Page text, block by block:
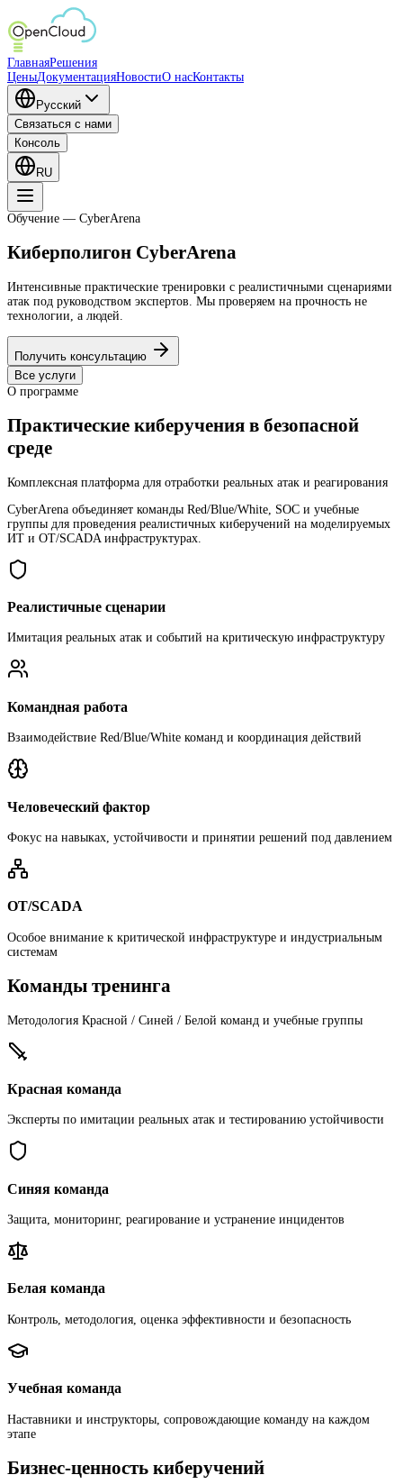
ГлавнаяРешения
ЦеныДокументацияНовостиО насКонтакты
Русский
Связаться с нами
Консоль
RU
Обучение — CyberArena
Киберполигон CyberArena
Интенсивные практические тренировки с реалистичными сценариями
атак под руководством экспертов. Мы проверяем на прочность не
технологии, а людей.
Получить консультацию
Все услуги
О программе
Практические киберучения в безопасной
среде
Комплексная платформа для отработки реальных атак и реагирования
CyberArena объединяет команды Red/Blue/White, SOC и учебные
группы для проведения реалистичных киберучений на моделируемых
ИТ и OT/SCADA инфраструктурах.
Реалистичные сценарии
Имитация реальных атак и событий на критическую инфраструктуру
Командная работа
Взаимодействие Red/Blue/White команд и координация действий
Человеческий фактор
Фокус на навыках, устойчивости и принятии решений под давлением
OT/SCADA
Особое внимание к критической инфраструктуре и индустриальным
системам
Команды тренинга
Методология Красной / Синей / Белой команд и учебные группы
Красная команда
Эксперты по имитации реальных атак и тестированию устойчивости
Синяя команда
Защита, мониторинг, реагирование и устранение инцидентов
Белая команда
Контроль, методология, оценка эффективности и безопасность
Учебная команда
Наставники и инструкторы, сопровождающие команду на каждом
этапе
Бизнес-ценность киберучений